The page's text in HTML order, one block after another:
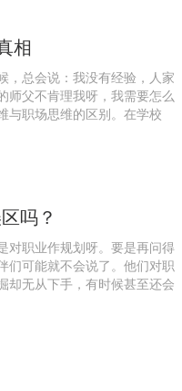
相
，总会说：我没有经验，人家
师父不肯理我呀，我需要怎么
与职场思维的区别。在学校
吗？
对职业作规划呀。要是再问得
们可能就不会说了。他们对职
却无从下手，有时候甚至还会